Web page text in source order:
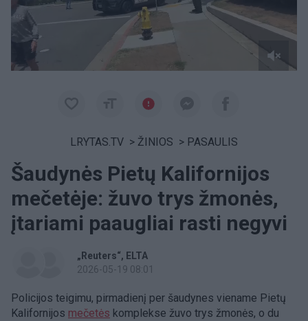
LRYTAS.TV > ŽINIOS > PASAULIS
Šaudynės Pietų Kalifornijos
mečetėje: žuvo trys žmonės,
įtariami paaugliai rasti negyvi
„Reuters“
ELTA
2026-05-19 08:01
Policijos teigimu, pirmadienį per šaudynes viename Pietų
Kalifornijos mečetės komplekse žuvo trys žmonės, o du